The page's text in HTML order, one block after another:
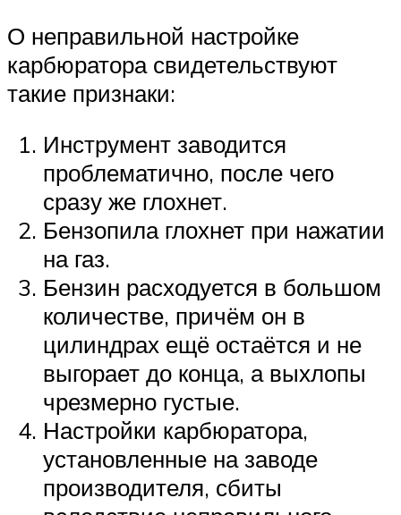
О неправильной настройке
карбюратора свидетельствуют
такие признаки:
Инструмент заводится
проблематично, после чего
сразу же глохнет.
Бензопила глохнет при нажатии
на газ.
Бензин расходуется в большом
количестве, причём он в
цилиндрах ещё остаётся и не
выгорает до конца, а выхлопы
чрезмерно густые.
Настройки карбюратора,
установленные на заводе
производителя, сбиты